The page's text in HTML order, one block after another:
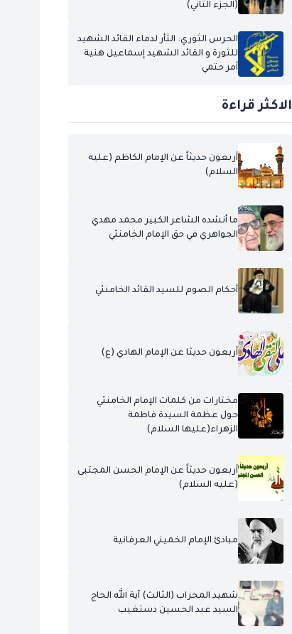
(الجزء الثاني)
الحرس الثوري: الثأر لدماء القائد الشهيد
للثورة و القائد الشهيد إسماعيل هنية
أمر حتمي
الاكثر قراءة
أربعون حديثاً عن الإمام الكاظم (عليه
السلام)
ما أنشده الشاعر الكبير محمد مهدي
الجواهري في حق الإمام الخامنئي
أحكام الصوم للسيد القائد الخامنئي
أربعون حديثا عن الإمام الهادي (ع)
مختارات من كلمات الإمام الخامنئي
حول عظمة السيدة فاطمة
الزهراء(عليها السلام)
أربعون حديثاً عن الإمام الحسن المجتبى
(عليه السلام)
مبادئ الإمام الخميني العرفانية
شهيد المحراب (الثالث) آية الله الحاج
السيد عبد الحسين دستغيب